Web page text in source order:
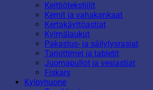
Keittiötekstiilit
Kernit ja vahakankaat
Kertakäyttöastiat
Kylmälaukut
Pakastus- ja säilytysrasiat
Tarjottimet ja tabletit
Juomapullot ja vesiastiat
Fiskars
Kylpyhuone